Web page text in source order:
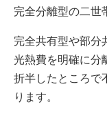
完全分離型の二世
完全共有型や部分
光熱費を明確に分
折半したところで
ります。